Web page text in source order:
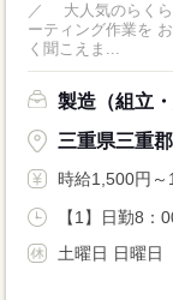
／ 大人気のらくらく軽
ーティング作業を お任せします！ コー
く聞こえま...
製造（組立・
三重県三重
時給1,500円～
【1】日勤8：
土曜日 日曜日